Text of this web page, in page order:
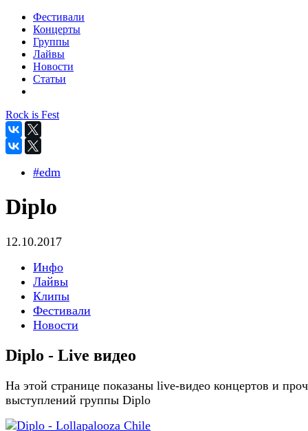
Фестивали
Концерты
Группы
Лайвы
Новости
Статьи
Rock is Fest
#edm
Diplo
12.10.2017
Инфо
Лайвы
Клипы
Фестивали
Новости
Diplo - Live видео
На этой странице показаны live-видео концертов и
выступлений группы Diplo